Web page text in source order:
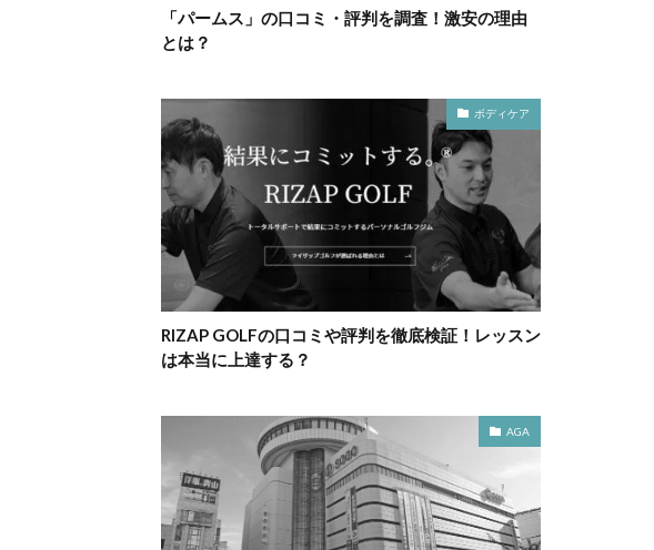
「パームス」の口コミ・評判を調査！激安の理由
とは？
ボディケア
RIZAP GOLFの口コミや評判を徹底検証！レッスン
は本当に上達する？
AGA